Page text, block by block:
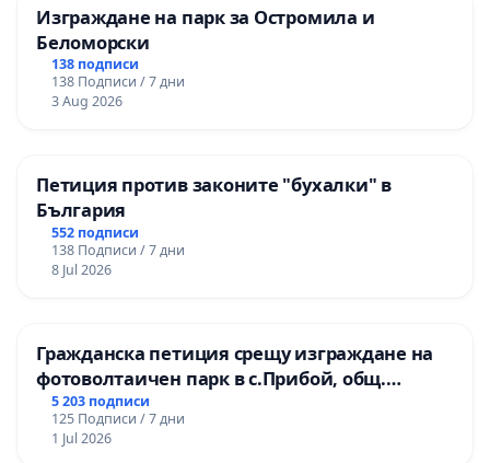
Изграждане на парк за Остромила и
Беломорски
138 подписи
138 Подписи / 7 дни
3 Aug 2026
Петиция против законите "бухалки" в
България
552 подписи
138 Подписи / 7 дни
8 Jul 2026
Гражданска петиция срещу изграждане на
фотоволтаичен парк в с.Прибой, общ.
Радомир
5 203 подписи
125 Подписи / 7 дни
1 Jul 2026